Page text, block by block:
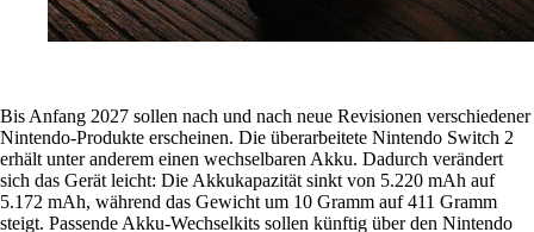
Bis Anfang 2027 sollen nach und nach neue Revisionen verschiedener
Nintendo-Produkte erscheinen. Die überarbeitete Nintendo Switch 2
erhält unter anderem einen wechselbaren Akku. Dadurch verändert
sich das Gerät leicht: Die Akkukapazität sinkt von 5.220 mAh auf
5.172 mAh, während das Gewicht um 10 Gramm auf 411 Gramm
steigt. Passende Akku-Wechselkits sollen künftig über den Nintendo